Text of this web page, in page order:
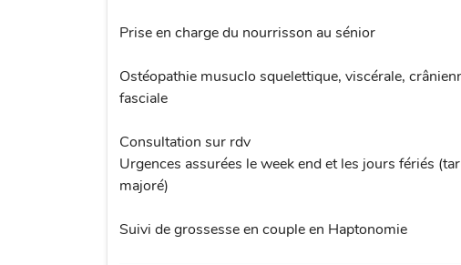
Prise en charge du nourrisson au sénior
Ostéopathie musuclo squelettique, viscérale,
fasciale
Consultation sur rdv
Urgences assurées le week end et les jours fériés
majoré)
Suivi de grossesse en couple en Haptonomie